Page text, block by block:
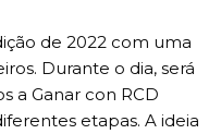
de 2022 com uma
Durante o dia, será
a Ganar con RCD
etapas. A ideia